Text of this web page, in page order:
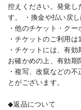
控えください。発覚し
す。 ・換金や払い戻し
・他のチケット・クー
・チケットのご利用は
・チケットには、有
お確かめの上、有効期
・複写、改竄などの
とがございます。
◆返品について